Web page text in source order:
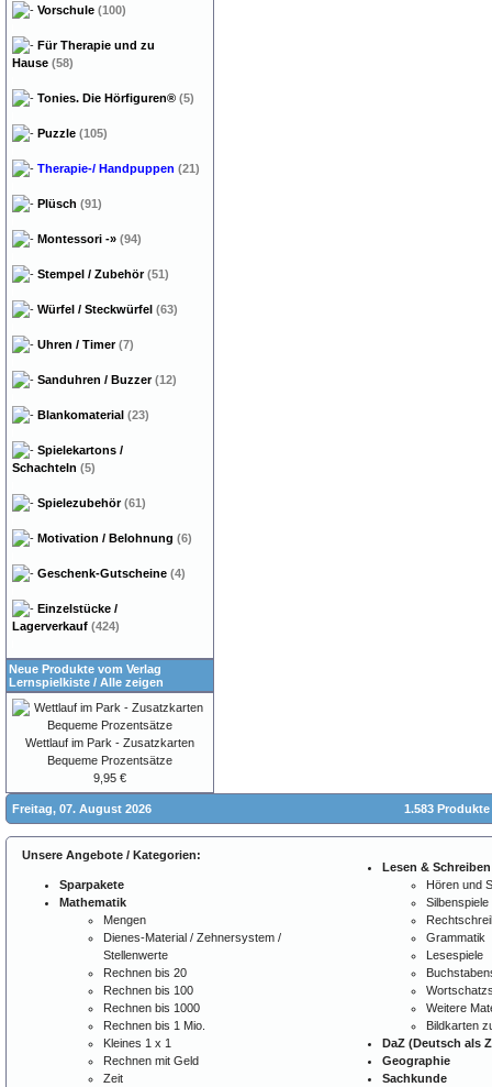
Vorschule (100)
Für Therapie und zu
Hause (58)
Tonies. Die Hörfiguren® (5)
Puzzle (105)
Therapie-/ Handpuppen (21)
Plüsch (91)
Montessori -» (94)
Stempel / Zubehör(51)
Würfel / Steckwürfel (63)
Uhren / Timer(7)
Sanduhren / Buzzer(12)
Blankomaterial (23)
Spielekartons /
Schachteln (5)
Spielezubehör(61)
Motivation / Belohnung (6)
Geschenk-Gutscheine (4)
Einzelstücke /
Lagerverkauf (424)
Neue Produkte vom Verlag
Lernspielkiste / Alle zeigen
Wettlauf im Park - Zusatzkarten
Bequeme Prozentsätze
9,95 €
Freitag, 07. August 2026 1.583
Unsere Angebote / Kategorien:
Sparpakete
Mathematik
Mengen
Dienes-Material / Zehnersystem /
Stellenwerte
Rechnen bis 20
Rechnen bis 100
Rechnen bis 1000
Rechnen bis 1 Mio.
Kleines 1 x 1
Rechnen mit Geld
Zeit
Lesen & Schreiben
Hören und
Silbenspiele
Grammatik
Lesespiele
Weitere
Bildkarten
DaZ (Deutsch als
Geographie
Sachkunde